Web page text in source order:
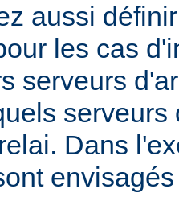
aussi
les cas
serveurs
serveurs
Dans